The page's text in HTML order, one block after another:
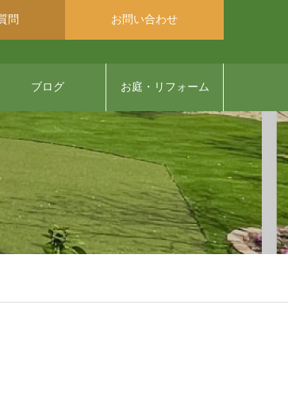
問 お問い合わせ
ブログ お庭・リフォーム